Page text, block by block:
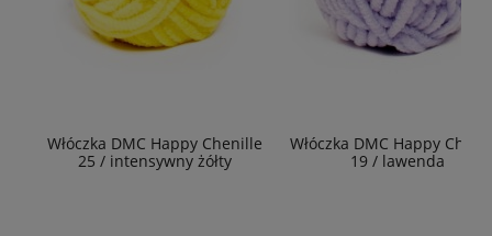
Włóczka DMC Happy Chenille
25 / intensywny żółty
Włóczka DMC Happy
19 / lawenda